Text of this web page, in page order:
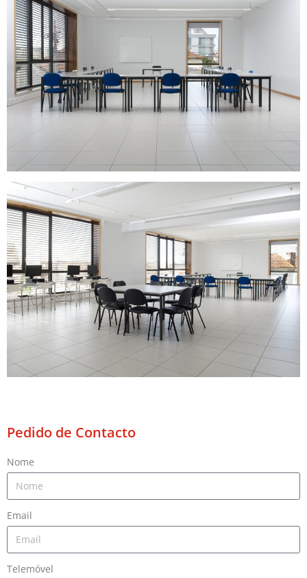
Pedido de Contacto
Nome
Email
Telemóvel